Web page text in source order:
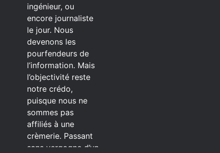
ingénieur, ou
encore journaliste
le jour. Nous
devenons les
pourfendeurs de
l’information. Mais
l’objectivité reste
notre crédo,
puisque nous ne
sommes pas
affiliés à une
crèmerie. Passant
sans vergogne d’un